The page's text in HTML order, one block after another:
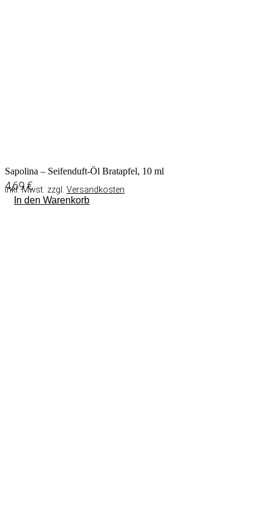
Sapolina – Seifenduft-Öl Bratapfel, 10 ml
4,69€
inkl. Mwst. zzgl. Versandkosten
In den Warenkorb